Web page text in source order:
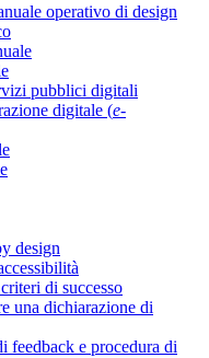
operativo di design
pubblici digitali
digitale (e-
design
di successo
una dichiarazione di
feedback e procedura di